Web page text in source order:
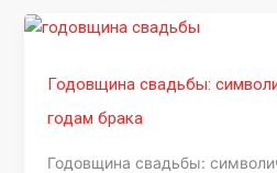
Годовщина свадьбы:
годам брака
Годовщина свадьбы: